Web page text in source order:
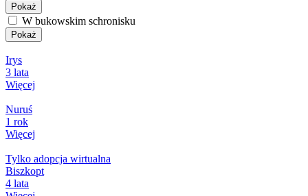
Pokaż
W bukowskim schronisku
Pokaż
Irys
3 lata
Więcej
Nuruś
1 rok
Więcej
Tylko adopcja wirtualna
Biszkopt
4 lata